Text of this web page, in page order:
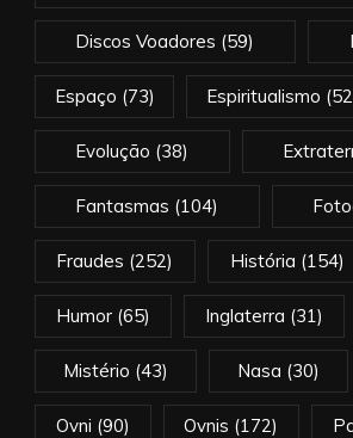
Discos Voadores (59)
Espaço (73) Espiritualismo
Evolução (38)
Fantasmas (104)
Fraudes (252) História (154)
Humor(65) Inglaterra (31)
Mistério (43) Nasa (30)
Ovni (90) Ovnis (172)